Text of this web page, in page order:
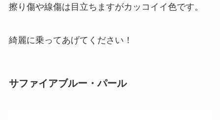
擦り傷や線傷は目立ちますがカッコイイ色です。
綺麗に乗ってあげてください！
サファイアブルー・パール